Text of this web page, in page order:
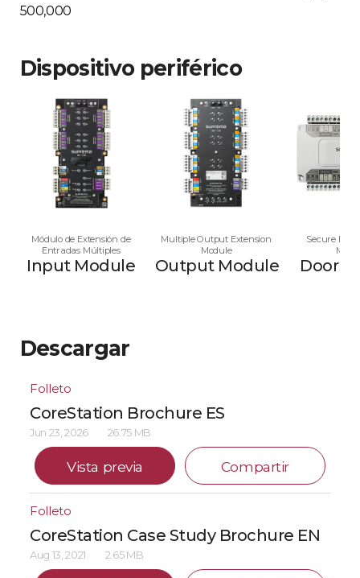
500,000
Dispositivo periférico
Módulo de Extensión de
Entradas Múltiples
Input Module
Multiple Output Extension
Module
Output Module
Secure
Door
Descargar
Folleto
CoreStation Brochure ES
Jun 23, 2026 26.75 MB
Vista previa Compartir
Folleto
CoreStation Case Study Brochure EN
Aug 13, 2021 2.65 MB